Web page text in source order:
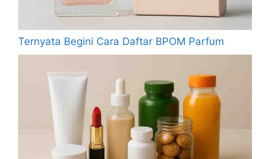
Ternyata Begini Cara Daftar BPOM Parfum